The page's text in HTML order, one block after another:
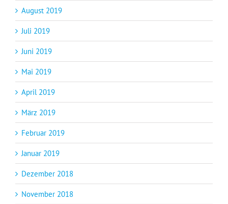
August 2019
Juli 2019
Juni 2019
Mai 2019
April 2019
März 2019
Februar 2019
Januar 2019
Dezember 2018
November 2018